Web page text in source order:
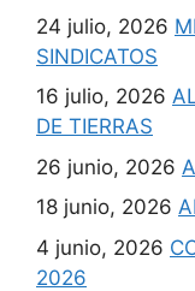
24 julio, 2026
SINDICATOS
16 julio, 2026
DE TIERRAS
26 junio, 2026
18 junio, 2026
4 junio, 2026
2026